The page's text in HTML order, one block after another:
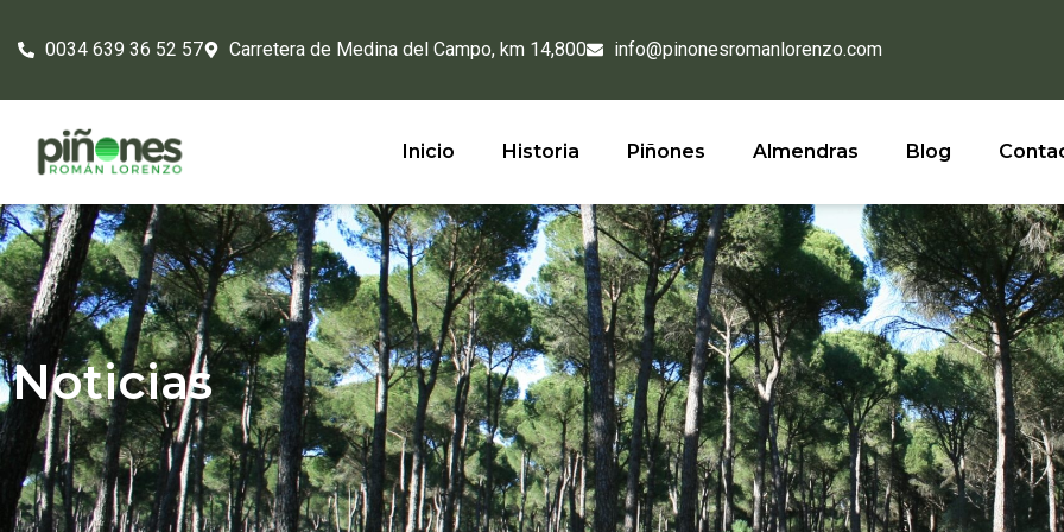
0034 639 36 52 57 Carretera de Medina del Campo, km 14,800 info@pinonesromanlorenzo.com
Inicio Historia Piñones Almendras Blog
Noticias